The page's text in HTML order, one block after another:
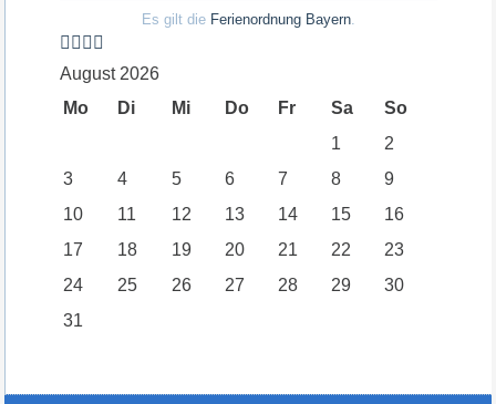
Es gilt die Ferienordnung Bayern.
August 2026
Mo
Di Mi Do Fr Sa
So
1
2
3
4 5 6 7 8
9
10
11 12 13 14 15
16
17
18 19 20 21 22
23
24
25 26 27 28 29
30
31